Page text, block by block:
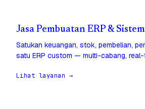
Jasa Pembuatan ERP &
Satukan keuangan, stok, pembelian,
satu ERP custom — multi-cabang, real-
Lihat layanan →